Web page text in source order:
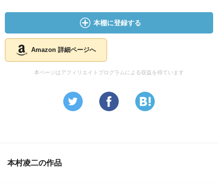
本棚に登録する
Amazon 詳細ページへ
本ページはアフィリエイトプログラムによる収益を得ています
本村凌二の作品